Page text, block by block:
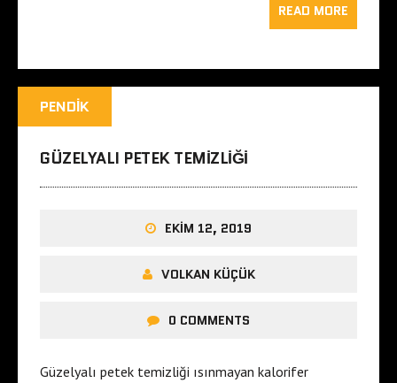
READ MORE
PENDIK
GÜZELYALI PETEK TEMIZLIĞI
EKIM 12, 2019
VOLKAN KÜÇÜK
0 COMMENTS
Güzelyalı petek temizliği ısınmayan kalorifer